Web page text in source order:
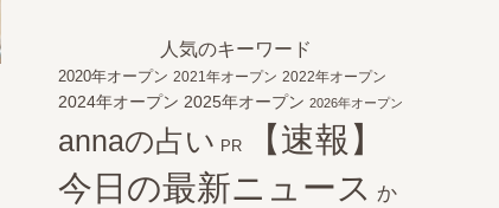
人気のキーワード
2020年オープン 2021年オープン 2022年オープン
2024年オープン 2025年オープン 2026年オープン
annaの占い PR
【速報】
今日の最新ニュース か